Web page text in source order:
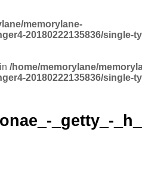
memorylane-
20180222135836/single-
/home/memorylane/
20180222135836/single-
_getty_-